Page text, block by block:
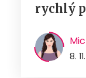
rychlý
8.